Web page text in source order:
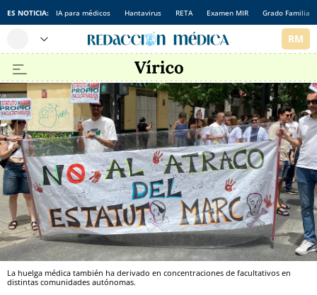
ES NOTICIA: IA para médicos Hantavirus RETA Examen MIR Grado Familia
La huelga médica también ha derivado en concentraciones de facultativos en
distintas comunidades autónomas.